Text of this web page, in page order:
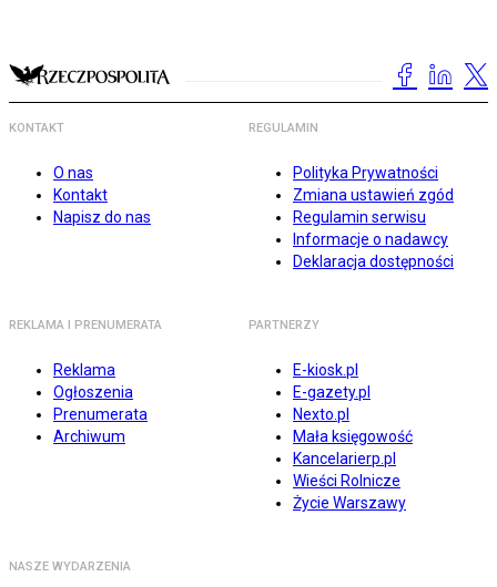
KONTAKT
O nas
Kontakt
Napisz do nas
REGULAMIN
Polityka Prywatności
Zmiana ustawień zgód
Regulamin serwisu
Informacje o nadawcy
Deklaracja dostępności
REKLAMA I PRENUMERATA
Reklama
Ogłoszenia
Prenumerata
Archiwum
PARTNERZY
E-kiosk.pl
E-gazety.pl
Nexto.pl
Mała księgowość
Kancelarierp.pl
Wieści Rolnicze
Życie Warszawy
NASZE WYDARZENIA